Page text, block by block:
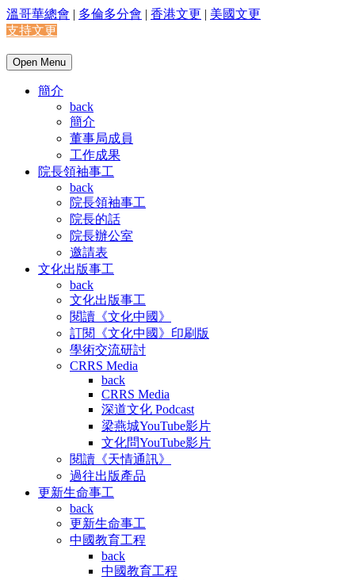
溫哥華總會 | 多倫多分會 | 香港文更 | 美國文更
支持文更
Open Menu
簡介
back
簡介
董事局成員
工作成果
院長領袖事工
back
院長領袖事工
院長的話
院長辦公室
邀請表
文化出版事工
back
文化出版事工
閱讀《文化中國》
訂閱《文化中國》印刷版
學術交流研討
CRRS Media
back
CRRS Media
深道文化 Podcast
梁燕城YouTube影片
文化問YouTube影片
閱讀《天情通訊》
過往出版產品
更新生命事工
back
更新生命事工
中國教育工程
back
中國教育工程